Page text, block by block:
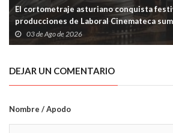
El cortometraje asturiano conquista
producciones de Laboral Cinemateca
03 de Ago de 2026
DEJAR UN COMENTARIO
Nombre / Apodo